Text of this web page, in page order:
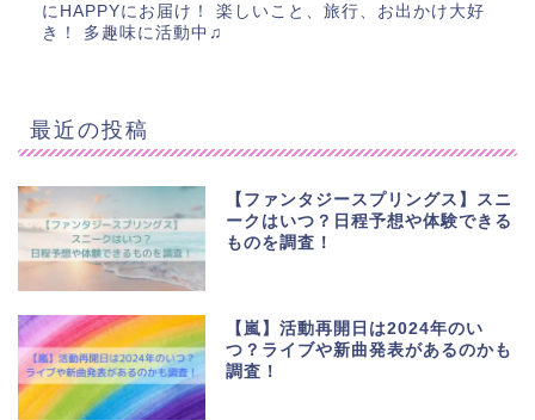
にHAPPYにお届け！ 楽しいこと、旅行、お出かけ大好
き！ 多趣味に活動中♫
最近の投稿
【ファンタジースプリングス】スニ
ークはいつ？日程予想や体験できる
ものを調査！
【嵐】活動再開日は2024年のい
つ？ライブや新曲発表があるのかも
調査！